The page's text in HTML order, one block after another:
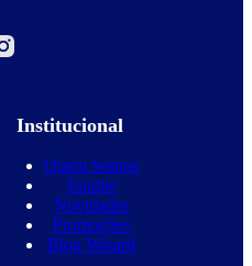
Institucional
Quem Somos
Equipe
Novidades
Promoções
Blog Wizard